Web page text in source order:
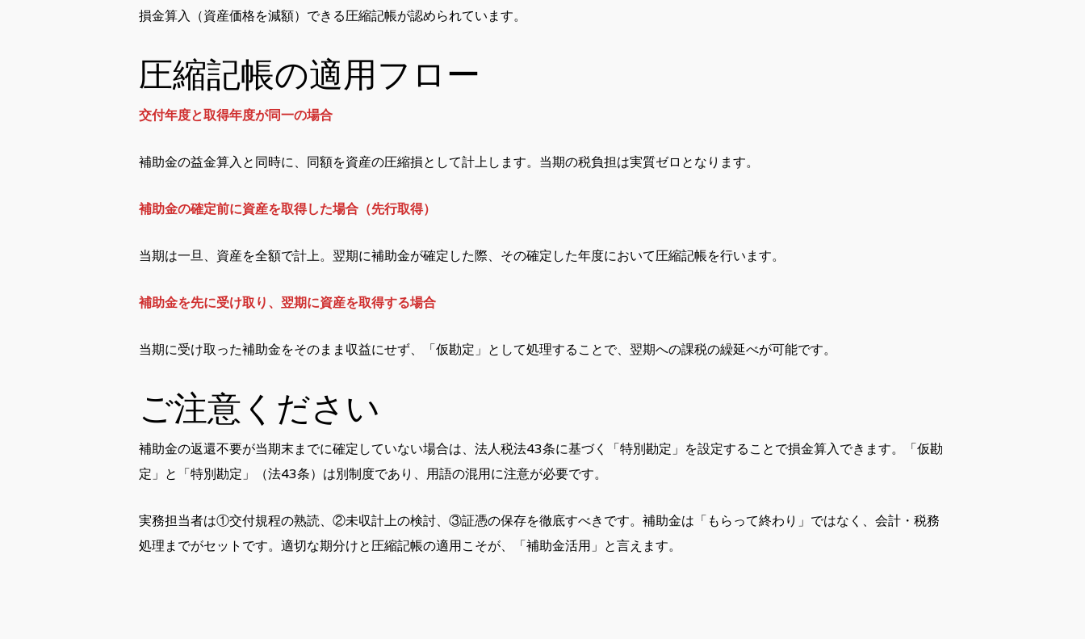
損金算入（資産価格を減額）できる圧縮記帳が認められています。
圧縮記帳の適用フロー
交付年度と取得年度が同一の場合
補助金の益金算入と同時に、同額を資産の圧縮損として計上します。当期の税負担は実質ゼロとなります。
補助金の確定前に資産を取得した場合（先行取得）
当期は一旦、資産を全額で計上。翌期に補助金が確定した際、その確定した年度において圧縮記帳を行います。
補助金を先に受け取り、翌期に資産を取得する場合
当期に受け取った補助金をそのまま収益にせず、「仮勘定」として処理することで、翌期への課税の繰延べが可能です。
ご注意ください
補助金の返還不要が当期末までに確定していない場合は、法人税法43条に基づく「特別勘定」を設定することで損金算入できます。「仮勘
定」と「特別勘定」（法43条）は別制度であり、用語の混用に注意が必要です。
実務担当者は①交付規程の熟読、②未収計上の検討、③証憑の保存を徹底すべきです。補助金は「もらって終わり」ではなく、会計・税務
処理までがセットです。適切な期分けと圧縮記帳の適用こそが、「補助金活用」と言えます。